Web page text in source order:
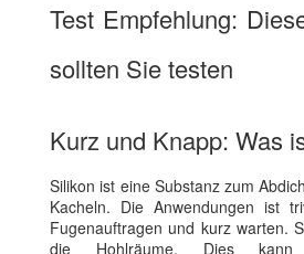
Test Empfehlung:
sollten Sie testen
Kurz und Knapp: Was
Silikon ist eine Substanz zum
Kacheln. Die Anwendungen ist
Fugenauftragen und kurz warten.
die Hohlräume. Dies kann